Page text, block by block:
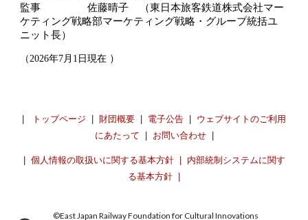
監事 佐藤晴子 （東日本旅客鉄道株式会社マー
ケティング戦略部マーケティング戦略・グループ統括ユ
ニット長）
（2026年7月1日現在 ）
トップページ 財団概要 電子公告
ウェブサイトのご利用
にあたって
お問い合わせ
個人情報の取扱いに関する基本方針
内部統制システムに関す
る基本方針
©︎East Japan Railway Foundation for Cultural Innovations